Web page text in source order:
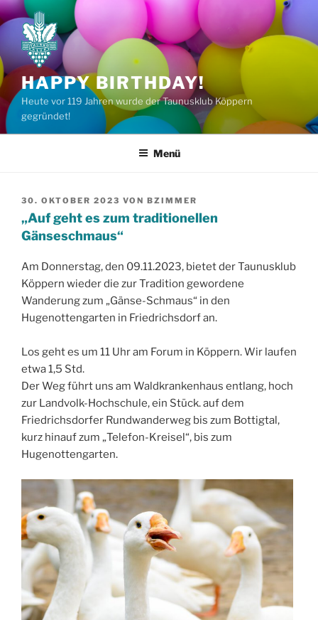
Zum
Inhalt
springen
HAPPY BIRTHDAY!
Heute vor 119 Jahren wurde der Taunusklub Köppern
gegründet!
Menü
VERÖFFENTLICHT
AM
30. OKTOBER 2023 VON BZIMMER
„Auf geht es zum traditionellen
Gänseschmaus“
Am Donnerstag, den 09.11.2023, bietet der Taunusklub
Köppern wieder die zur Tradition gewordene
Wanderung zum „Gänse-Schmaus“ in den
Hugenottengarten in Friedrichsdorf an.
Los geht es um 11 Uhr am Forum in Köppern. Wir laufen
etwa 1,5 Std.
Der Weg führt uns am Waldkrankenhaus entlang, hoch
zur Landvolk-Hochschule, ein Stück. auf dem
Friedrichsdorfer Rundwanderweg bis zum Bottigtal,
kurz hinauf zum „Telefon-Kreisel“, bis zum
Hugenottengarten.